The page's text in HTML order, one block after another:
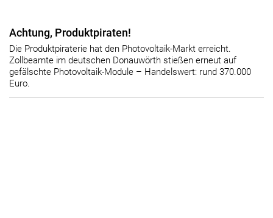
Achtung, Produktpiraten!
Die Produktpiraterie hat den Photovoltaik-Markt erreicht.
Zollbeamte im deutschen Donauwörth stießen erneut auf
gefälschte Photovoltaik-Module – Handelswert: rund 370.000
Euro.